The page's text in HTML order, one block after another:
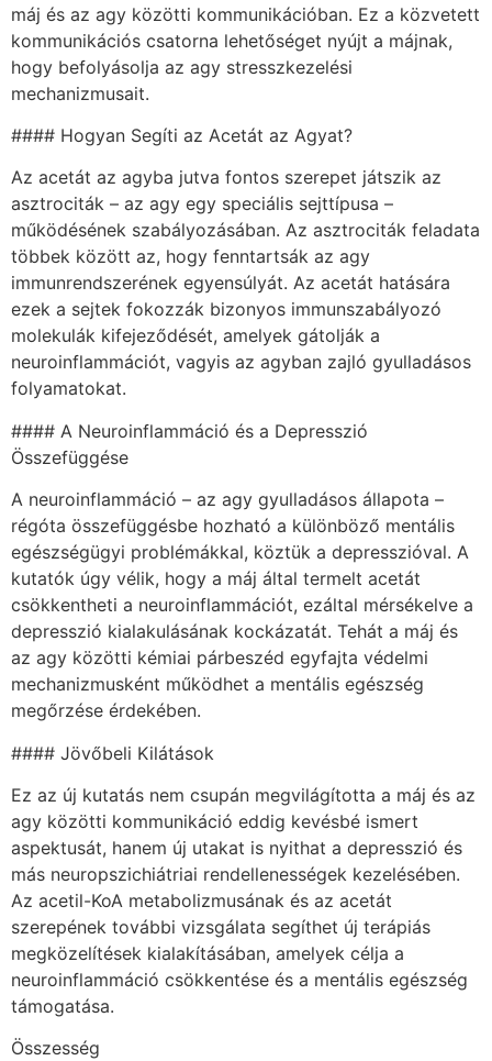
máj és az agy közötti kommunikációban. Ez a közvetett
kommunikációs csatorna lehetőséget nyújt a májnak,
hogy befolyásolja az agy stresszkezelési
mechanizmusait.
#### Hogyan Segíti az Acetát az Agyat?
Az acetát az agyba jutva fontos szerepet játszik az
asztrociták – az agy egy speciális sejttípusa –
működésének szabályozásában. Az asztrociták feladata
többek között az, hogy fenntartsák az agy
immunrendszerének egyensúlyát. Az acetát hatására
ezek a sejtek fokozzák bizonyos immunszabályozó
molekulák kifejeződését, amelyek gátolják a
neuroinflammációt, vagyis az agyban zajló gyulladásos
folyamatokat.
#### A Neuroinflammáció és a Depresszió
Összefüggése
A neuroinflammáció – az agy gyulladásos állapota –
régóta összefüggésbe hozható a különböző mentális
egészségügyi problémákkal, köztük a depresszióval. A
kutatók úgy vélik, hogy a máj által termelt acetát
csökkentheti a neuroinflammációt, ezáltal mérsékelve a
depresszió kialakulásának kockázatát. Tehát a máj és
az agy közötti kémiai párbeszéd egyfajta védelmi
mechanizmusként működhet a mentális egészség
megőrzése érdekében.
#### Jövőbeli Kilátások
Ez az új kutatás nem csupán megvilágította a máj és az
agy közötti kommunikáció eddig kevésbé ismert
aspektusát, hanem új utakat is nyithat a depresszió és
más neuropszichiátriai rendellenességek kezelésében.
Az acetil-KoA metabolizmusának és az acetát
szerepének további vizsgálata segíthet új terápiás
megközelítések kialakításában, amelyek célja a
neuroinflammáció csökkentése és a mentális egészség
támogatása.
Összesség